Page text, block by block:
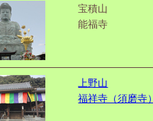
宝積山
能福寺
上野山
福祥寺（須磨寺）